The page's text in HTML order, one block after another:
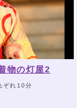
物の灯屋2
ぞれ10分